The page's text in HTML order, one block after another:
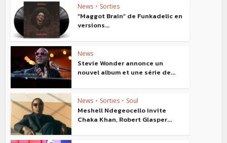
News • Sorties
“Maggot Brain” de Funkadelic en
versions...
News
Stevie Wonder annonce un
nouvel album et une série de...
News • Sorties • Soul
Meshell Ndegeocello invite
Chaka Khan, Robert Glasper...